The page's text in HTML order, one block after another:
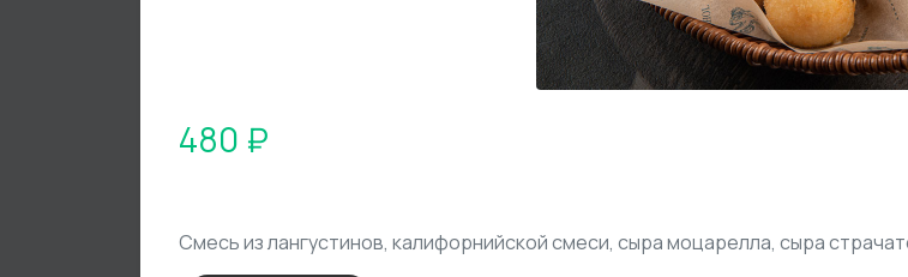
480 ₽
Смесь из лангустинов, калифорнийской смеси, сыра моцарелла, сыра